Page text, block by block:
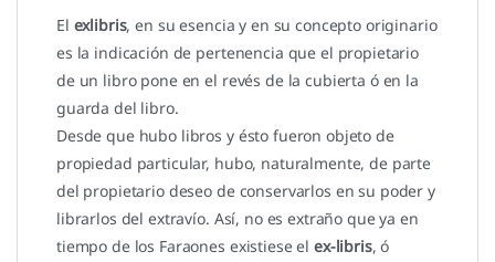
El exlibris, en su esencia y en su concepto originario
es la indicación de pertenencia que el propietario
de un libro pone en el revés de la cubierta ó en la
guarda del libro.
Desde que hubo libros y ésto fueron objeto de
propiedad particular, hubo, naturalmente, de parte
del propietario deseo de conservarlos en su poder y
librarlos del extravío. Así, no es extraño que ya en
tiempo de los Faraones existiese el ex-libris, ó